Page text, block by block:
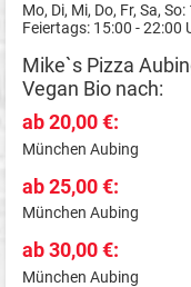
Mo, Di, Mi, Do, Fr, Sa,
Feiertags: 15:00 - 22:00
Mike`s Pizza
Vegan Bio nach:
ab 20,00 €:
München Aubing
ab 25,00 €:
München Aubing
ab 30,00 €:
München Aubing